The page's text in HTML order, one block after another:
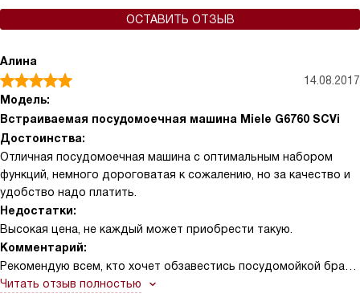
ОСТАВИТЬ ОТЗЫВ
Алина
14.08.2017
Модель:
Встраиваемая посудомоечная машина Miele G6760 SCVi
Достоинства:
Отличная посудомоечная машина с оптимальным набором
функций, немного дороговатая к сожалению, но за качество и
удобство надо платить.
Недостатки:
Высокая цена, не каждый может приобрести такую.
Комментарий:
Рекомендую всем, кто хочет обзавестись посудомойкой брать
полноразмерную, как у меня. Кастрюли, сковороды занимают
Читать отзыв полностью